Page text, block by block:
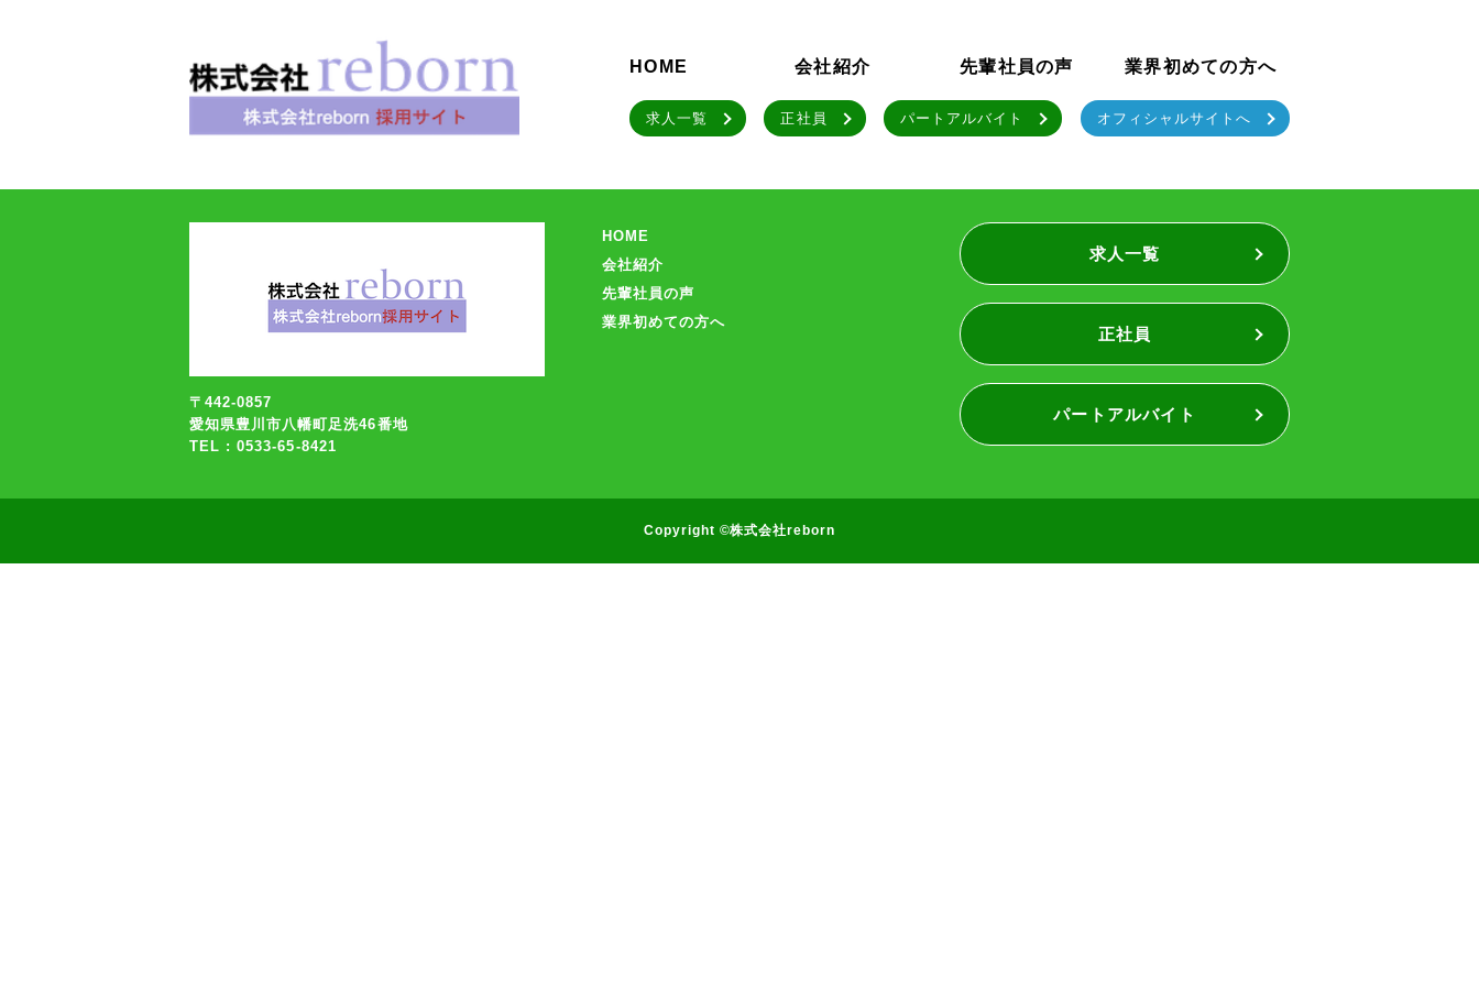
HOME 会社紹介 先輩社員の声 業界初めての方へ
求人一覧 正社員 パートアルバイト オフィシャルサイトへ
〒442-0857
愛知県豊川市八幡町足洗46番地
TEL : 0533-65-8421
HOME
会社紹介
先輩社員の声
業界初めての方へ
求人一覧
正社員
パートアルバイト
Copyright ©株式会社reborn